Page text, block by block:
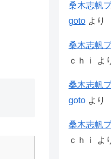
桑木志帆
goto より
桑木志帆
ｃｈｉ
よ
桑木志帆
goto より
桑木志帆
ｃｈｉ
よ